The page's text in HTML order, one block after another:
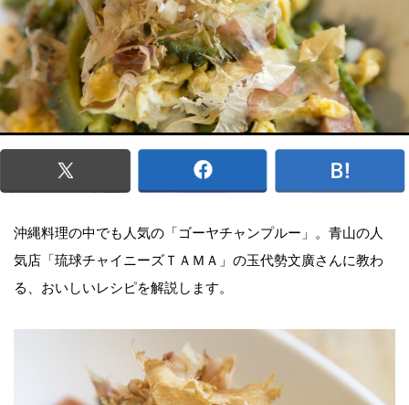
沖縄料理の中でも人気の「ゴーヤチャンプルー」。青山の人
気店「琉球チャイニーズＴＡＭＡ」の玉代勢文廣さんに教わ
る、おいしいレシピを解説します。